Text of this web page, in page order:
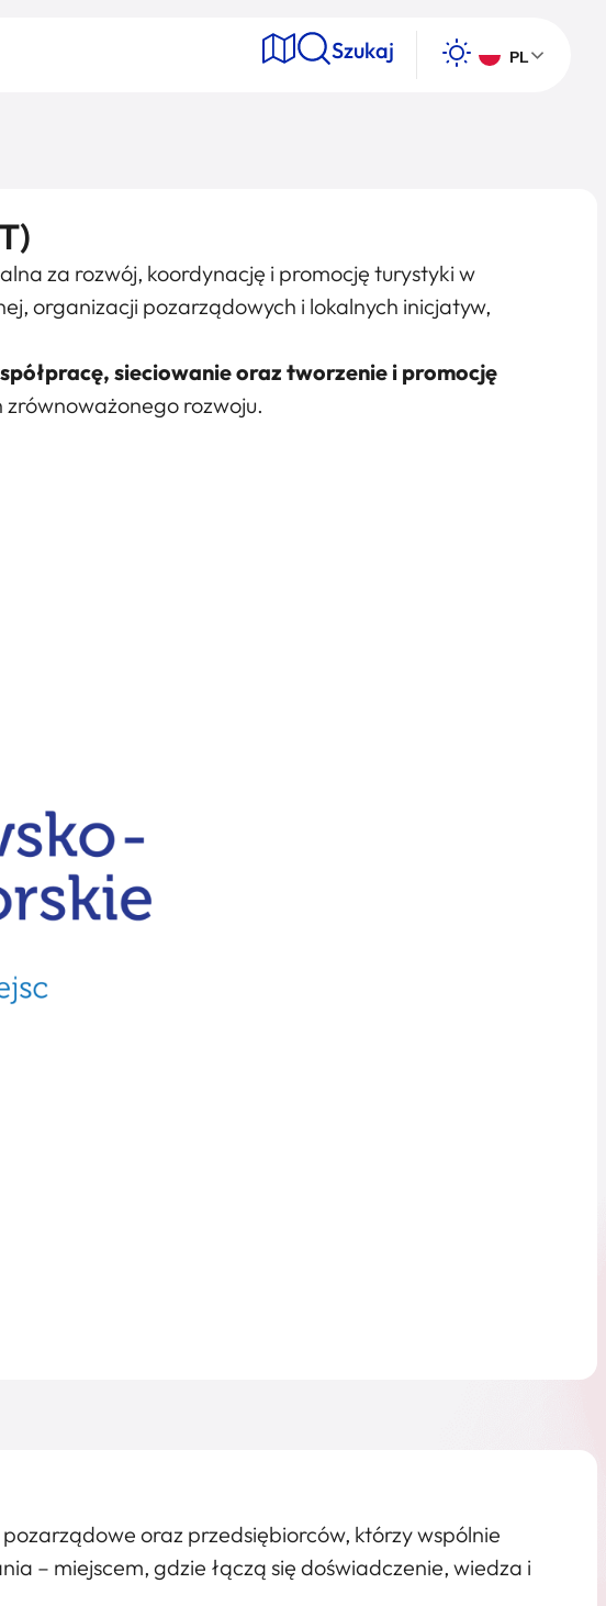
Szukaj PL
Kategoria
za rozwój, koordynację i promocję turystyki w
organizacji pozarządowych i lokalnych inicjatyw,
sieciowanie oraz tworzenie i promocję
rozwoju.
oraz przedsiębiorców, którzy wspólnie
– miejscem, gdzie łączą się doświadczenie, wiedza i